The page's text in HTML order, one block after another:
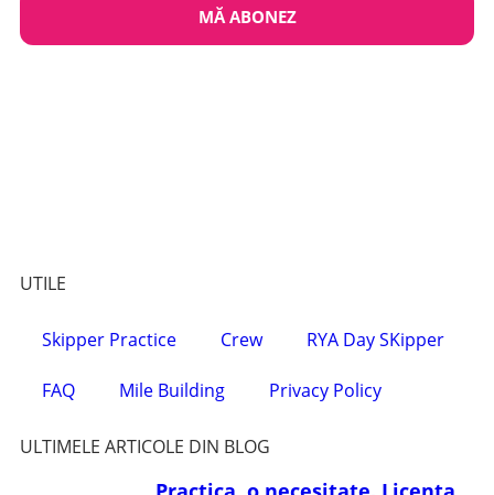
MĂ ABONEZ
UTILE
Skipper Practice Crew RYA Day SKipper
FAQ Mile Building Privacy Policy
ULTIMELE ARTICOLE DIN BLOG